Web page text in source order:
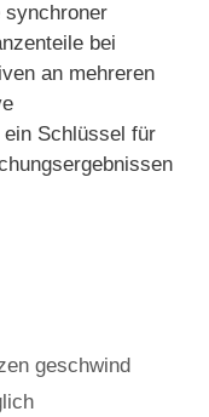
synchroner
bei
an mehreren
Schlüssel für
geschwind